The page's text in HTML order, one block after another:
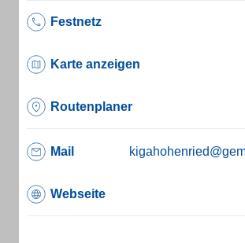
Festnetz
Karte anzeigen
Routenplaner
Mail
Webseite